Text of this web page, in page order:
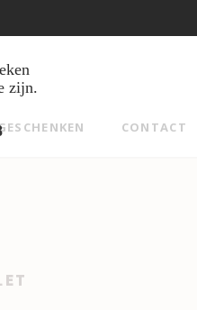
CONTACT
zijn.